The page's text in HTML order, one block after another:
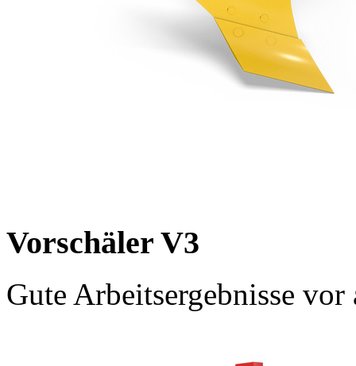
Vorschäler V3
Gute Arbeitsergebnisse